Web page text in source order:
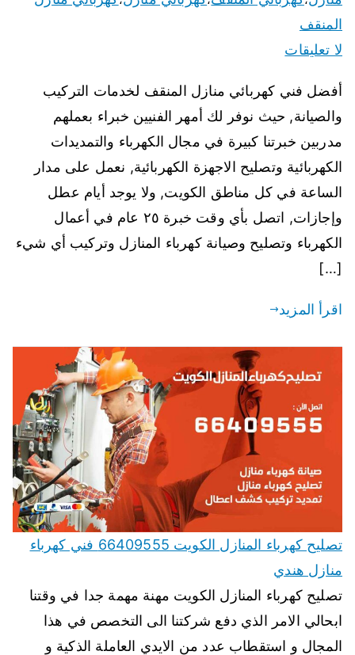
المنقف
لا تعليقات
أفضل فني كهربائي منازل المنقف لخدمات التركيب
والصيانة, حيث نوفر لك أمهر الفنيين خبراء بعملهم
مدربين خبرتنا كبيرة في مجال الكهرباء والتمديدات
الكهربائية وتصليح الاجهزة الكهربائية, نعمل على مدار
الساعة في كل مناطق الكويت, ولا يوجد أيام عطل
وإجازات, اتصل بأي وقت خبرة ٢٥ عام في أعمال
الكهرباء وتصليح وصيانة كهرباء المنازل وتركيب أي شيء
[…]
اقرأ المزيد
تصليح كهرباء المنازل الكويت 66409555 فني كهرباء
منازل هندي
تصليح كهرباء المنازل الكويت مهنة مهمة جدا في وقتنا
ابحالي الامر الذي دفع شركتنا الى التخصص في هذا
المجال و استقطاب عدد من الايدي العاملة الذكية و